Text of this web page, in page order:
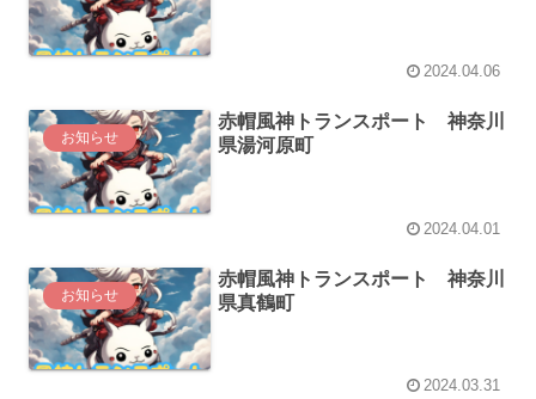
2024.04.06
お知らせ
赤帽風神トランスポート 神奈川
県湯河原町
2024.04.01
お知らせ
赤帽風神トランスポート 神奈川
県真鶴町
2024.03.31